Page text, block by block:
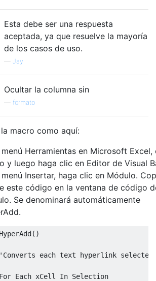
Esta debe ser una respuesta
aceptada, ya que resuelve la mayoría
de los casos de uso.
— Jay
Ocultar la columna sin
formato
macro como aquí:
menú Herramientas en Microsoft Excel,
y luego haga clic en Editor de Visual
menú Insertar, haga clic en Módulo.
este código en la ventana de código
Se denominará automáticamente
each text hyperlink
Each xCell In Selection